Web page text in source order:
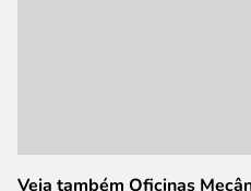
Veja também Oficinas